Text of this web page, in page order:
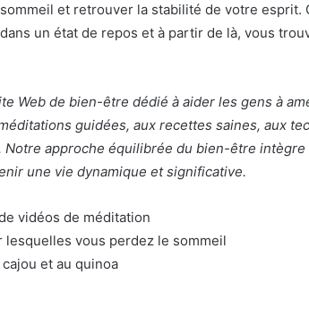
et retrouver la stabilité de votre esprit.
un état de repos et à partir de là, vous
Web de bien-être dédié à aider les gens à
guidées, aux recettes saines, aux
Notre approche équilibrée du bien-être
une vie dynamique et significative.
vidéos de méditation
vous perdez le sommeil
et au quinoa